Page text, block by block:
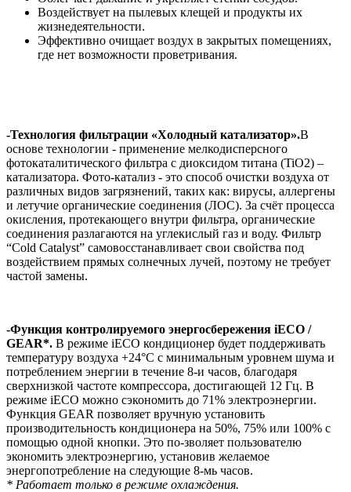
Воздействует на пылевых клещей и продукты их
жизнедеятельности.
Эффективно очищает воздух в закрытых помещениях,
где нет возможности проветривания.
-Технология фильтрации «Холодный катализатор».В
основе технологии - применение мелкодисперсного
фотокаталитического фильтра с диоксидом титана (TiO2) –
катализатора. Фото-катализ - это способ очистки воздуха от
различных видов загрязнений, таких как: вирусы, аллергены
и летучие органические соединения (ЛОС). За счёт процесса
окисления, протекающего внутри фильтра, органические
соединения разлагаются на углекислый газ и воду. Фильтр
“Cold Catalyst” самовосстанавливает свои свойства под
воздействием прямых солнечных лучей, поэтому не требует
частой замены.
-Функция контролируемого энергосбережения iECO /
GEAR*. В режиме iECO кондиционер будет поддерживать
температуру воздуха +24°С с минимальным уровнем шума и
потреблением энергии в течение 8-и часов, благодаря
сверхнизкой частоте компрессора, достигающей 12 Гц. В
режиме iЕСО можно сэкономить до 71% электроэнергии.
Функция GEAR позволяет вручную установить
производительность кондиционера на 50%, 75% или 100% с
помощью одной кнопки. Это по-зволяет пользователю
экономить электроэнергию, установив желаемое
энергопотребление на следующие 8-мь часов.
* Работает только в режиме охлаждения.